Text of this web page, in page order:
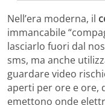
Nell’era moderna, il
immancabile
lasciarlo fuori dal
sms, ma anche
guardare video
aperti per ore e ore,
emettono onde